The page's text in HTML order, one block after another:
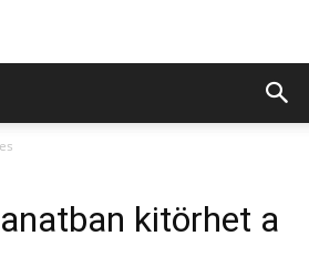
kitörhet a